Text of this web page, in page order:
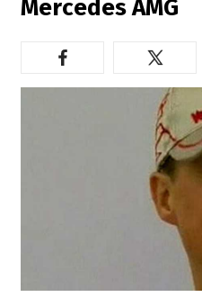
Mercedes AMG